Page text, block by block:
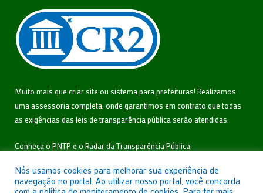
Muito mais que criar site ou sistema para prefeituras! Realizamos
uma assessoria completa, onde garantimos em contrato que todas
as exigências das leis de transparência pública serão atendidas.
Conheça o PNTP e o Radar da Transparência Pública
Nós usamos cookies para melhorar sua experiência de
navegação no portal. Ao utilizar nosso portal, você concorda